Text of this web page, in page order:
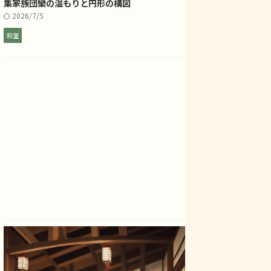
集――家族団欒の温もりと円形の構図
2026/7/5
和室